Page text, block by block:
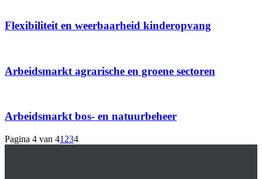
Flexibiliteit en weer­baar­heid kinder­opvang
Arbeids­markt agrarische en groene sectoren
Arbeids­markt bos- en natuur­beheer
Pagina 4 van 41 234